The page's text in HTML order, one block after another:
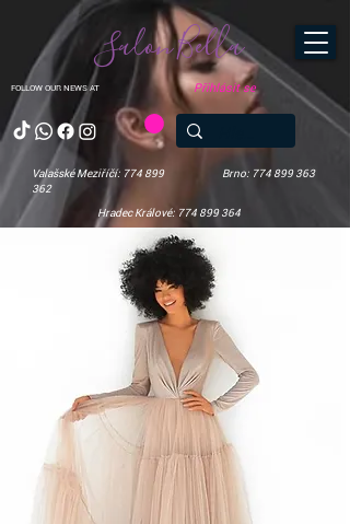
FOLLOW OUR NEWS AT
Salon Bella
Valašské Meziříčí: 774 899
362
Brno: 774 899 363
Hradec Králové: 774 899 364
Přihlásit se